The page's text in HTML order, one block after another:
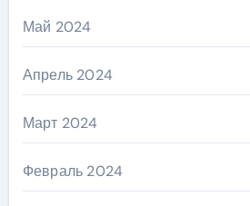
Май 2024
Апрель 2024
Март 2024
Февраль 2024